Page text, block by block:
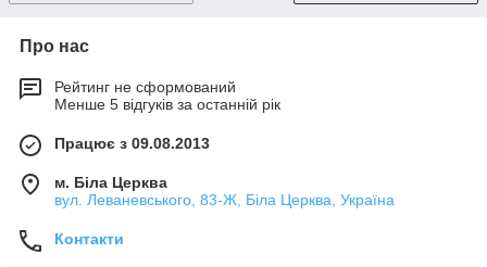
Про нас
Рейтинг не сформований
Менше 5 відгуків за останній рік
Працює з 09.08.2013
м. Біла Церква
вул. Леваневського, 83-Ж, Біла Церква, Україна
Контакти